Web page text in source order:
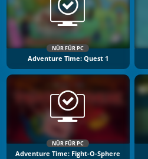
NÜR FÜR PC
Adventure Time: Quest 1
NÜR FÜR PC
Adventure Time: Fight-O-Sphere